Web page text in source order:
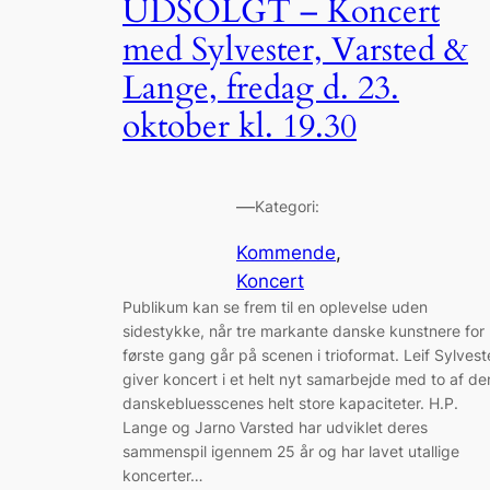
UDSOLGT – Koncert
med Sylvester, Varsted &
Lange, fredag d. 23.
oktober kl. 19.30
—Kategori:
Kommende
Koncert
Publikum kan se frem til en oplevelse uden
sidestykke, når tre markante danske kunstnere for
første gang går på scenen i trioformat. Leif
giver koncert i et helt nyt samarbejde med to af
danskebluesscenes helt store kapaciteter. H.P.
Lange og Jarno Varsted har udviklet deres
sammenspil igennem 25 år og har lavet utallige
koncerter…